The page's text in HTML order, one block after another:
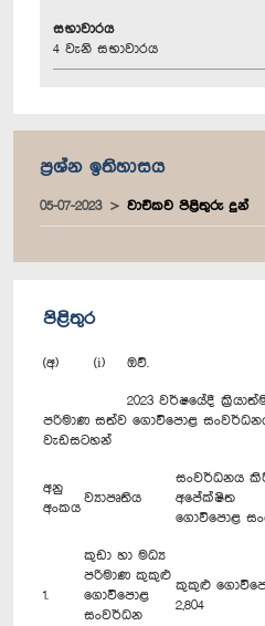
සභාවාරය
4 වැනි සභාවාරය
ප්‍රශ්න ඉතිහාසය
05-07-2023 වාචිකව පිළිතුරු දුන්
පිළිතුර
(අ) (i) ඔව්.
2023 වර්ෂයේදී ක්‍රියාත්මක
පරිමාණ සත්ව ගොවිපොළ
වැඩසටහන්
අනු
අංකය
ව්‍යාපෘතිය
සංවර්ධනය
අපේක්ෂිත
ගොවිපොළ
1.
කුඩා හා මධ්‍ය
පරිමාණ කුකුළු
ගොවිපොළ
සංවර්ධන
කුකුළු
2,804